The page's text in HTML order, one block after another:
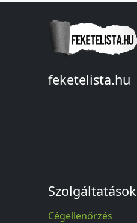
feketelista.hu
Szolgáltatások
Cégellenőrzés